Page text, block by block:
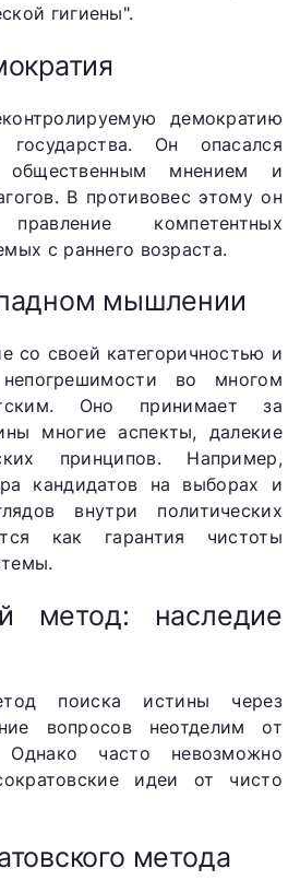
гигиены".
демократию
государства. Он опасался
общественным мнением и
В противовес этому он
компетентных
с раннего возраста.
мышлении
со своей категоричностью и
во многом
Оно принимает за
многие аспекты, далекие
принципов. Например,
кандидатов на выборах и
внутри политических
как гарантия чистоты
метод: наследие
поиска истины через
вопросов неотделим от
Однако часто невозможно
идеи от чисто
метода